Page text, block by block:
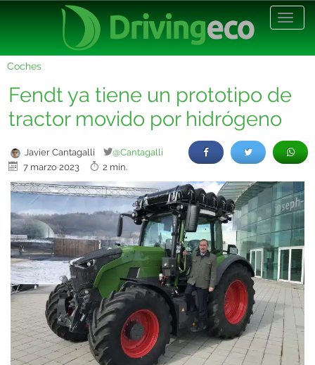
Coches
Fendt ya tiene un prototipo de
tractor movido por hidrógeno
Javier Cantagalli
@Cantagalli
7 marzo 2023
2 min.